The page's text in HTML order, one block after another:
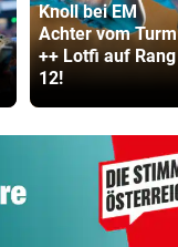
Knoll bei EM
Achter vom Turm
++ Lotfi auf Rang
12!